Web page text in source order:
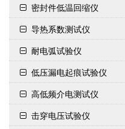
密封件低温回缩仪
导热系数测试仪
耐电弧试验仪
低压漏电起痕试验仪
高低频介电测试仪
击穿电压试验仪